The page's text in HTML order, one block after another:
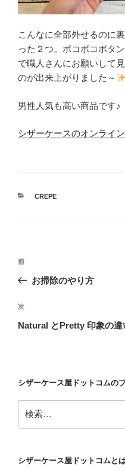
こんなに全部外せるのに
った２つ。ボコボコボタ
で職人さんにお願いして
のが出来上がりました～
男性人気も高い商品です♪
シザーケースのオンライ
カ
CREPE
投
ビ
ゲ
ン
前
の
稿
前
お掃除のやり方
次
の
次
Natural とPretty 印象の違
シザーケース屋ドットコムの
索:
シザーケース屋ドットコムと